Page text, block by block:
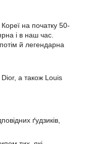
на початку 50-
і в наш час.
й легендарна
Dior, а також Louis
ґудзиків,